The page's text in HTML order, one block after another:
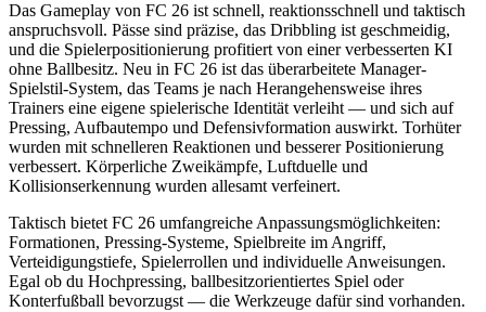
Das Gameplay von FC 26 ist schnell, reaktionsschnell und taktisch
anspruchsvoll. Pässe sind präzise, das Dribbling ist geschmeidig,
und die Spielerpositionierung profitiert von einer verbesserten KI
ohne Ballbesitz. Neu in FC 26 ist das überarbeitete Manager-
Spielstil-System, das Teams je nach Herangehensweise ihres
Trainers eine eigene spielerische Identität verleiht — und sich auf
Pressing, Aufbautempo und Defensivformation auswirkt. Torhüter
wurden mit schnelleren Reaktionen und besserer Positionierung
verbessert. Körperliche Zweikämpfe, Luftduelle und
Kollisionserkennung wurden allesamt verfeinert.
Taktisch bietet FC 26 umfangreiche Anpassungsmöglichkeiten:
Formationen, Pressing-Systeme, Spielbreite im Angriff,
Verteidigungstiefe, Spielerrollen und individuelle Anweisungen.
Egal ob du Hochpressing, ballbesitzorientiertes Spiel oder
Konterfußball bevorzugst — die Werkzeuge dafür sind vorhanden.